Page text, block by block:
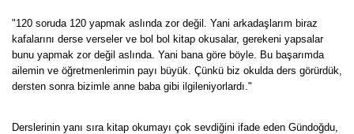
"120 soruda 120 yapmak aslında zor değil. Yani arkadaşlarım biraz
kafalarını derse verseler ve bol bol kitap okusalar, gerekeni yapsalar
bunu yapmak zor değil aslında. Yani bana göre böyle. Bu başarımda
ailemin ve öğretmenlerimin payı büyük. Çünkü biz okulda ders görürdük,
dersten sonra bizimle anne baba gibi ilgileniyorlardı."
Derslerinin yanı sıra kitap okumayı çok sevdiğini ifade eden Gündoğdu,